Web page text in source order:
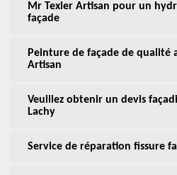
Mr Texier Artisan pour un
façade
Peinture de façade de qualité
Artisan
Veuillez obtenir un devis
Lachy
Service de réparation fissure